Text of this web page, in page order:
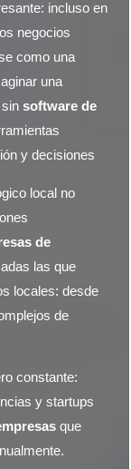
incluso en
negocios
como una
una
sinsoftware de
y decisiones
local no
de
las que
locales: desde
de
constante:
y startups
que